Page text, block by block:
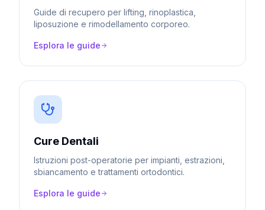
Guide di recupero per lifting, rinoplastica,
liposuzione e rimodellamento corporeo.
Esplora le guide
Cure Dentali
Istruzioni post-operatorie per impianti, estrazioni,
sbiancamento e trattamenti ortodontici.
Esplora le guide